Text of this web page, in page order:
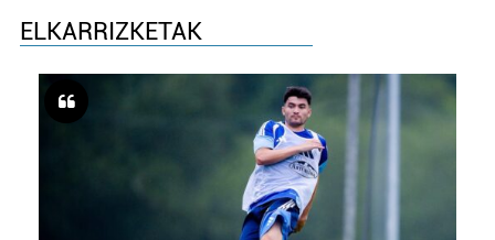
ELKARRIZKETAK